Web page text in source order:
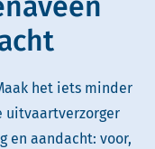
het iets minder
uitvaartverzorger
en aandacht: voor,